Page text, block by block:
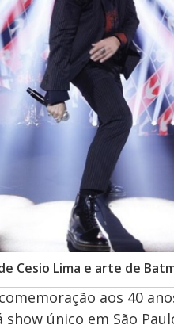
Cesio Lima e arte de
aos 40
único em São